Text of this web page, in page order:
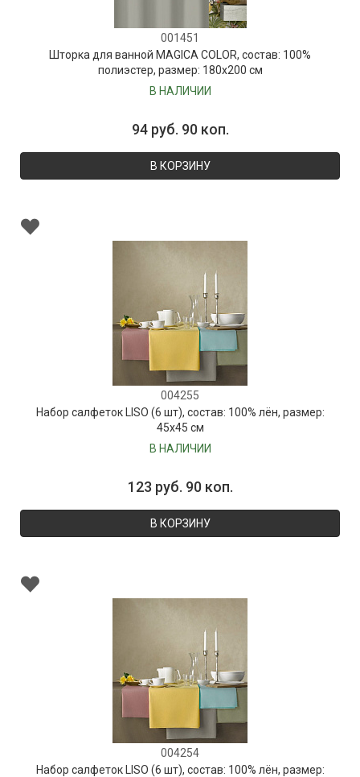
001451
Шторка для ванной MAGICA COLOR, состав: 100%
полиэстер, размер: 180х200 см
В НАЛИЧИИ
94 руб. 90 коп.
В КОРЗИНУ
004255
Набор салфеток LISO (6 шт), состав: 100% лён, размер:
45х45 см
В НАЛИЧИИ
123 руб. 90 коп.
В КОРЗИНУ
004254
Набор салфеток LISO (6 шт), состав: 100% лён, размер: